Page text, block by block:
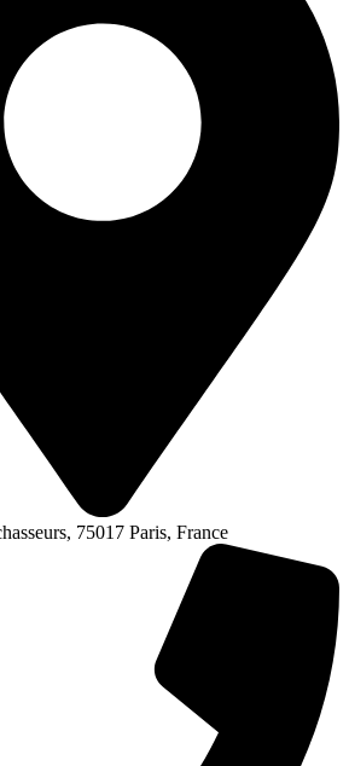
75017 Paris, France